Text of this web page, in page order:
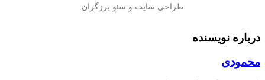
درباره نویسنده
محمودی